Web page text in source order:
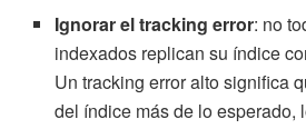
Ignorar el tracking error: no
indexados replican su índice
Un tracking error alto significa
del índice más de lo esperado,